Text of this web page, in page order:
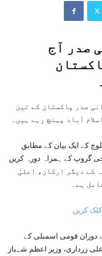
صدر آج
صدر پاکستان کے تین
آباد پہنچ رہے ہیں۔
کے ایک بیان کے مطابق
گروپ کے ہمراہ دورہ کریں
کے دیگر ارکان، اعلیٰ
ہے۔
کریں
دوران قومی اسمبلی کے
زرداری، وزیر اعظم شہباز